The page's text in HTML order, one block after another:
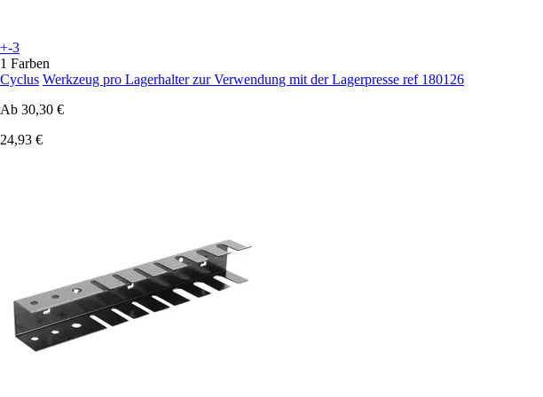
+-3
1 Farben
Cyclus Werkzeug pro Lagerhalter zur Verwendung mit der Lagerpresse ref 180126
Ab 30,30 €
24,93 €